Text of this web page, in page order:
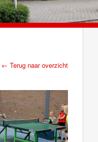
← Terug naar overzicht